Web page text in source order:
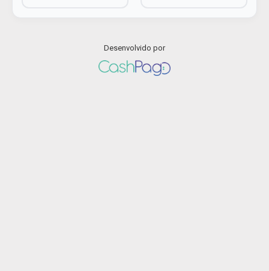
Desenvolvido por